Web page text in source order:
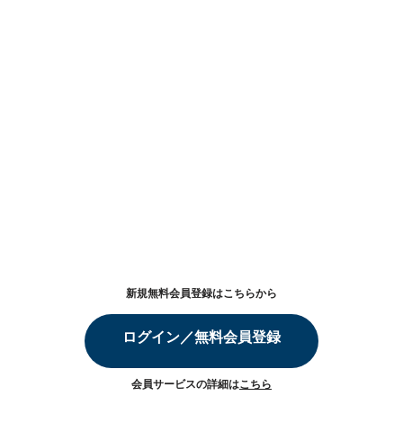
新規無料会員登録はこちらから
ログイン／無料会員登録
会員サービスの詳細はこちら